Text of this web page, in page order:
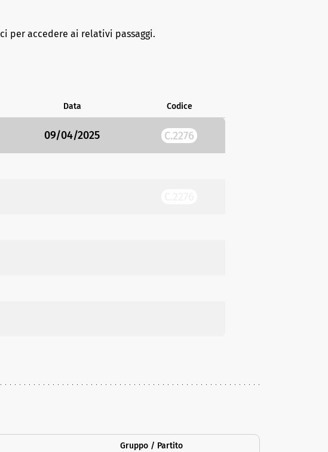
per accedere ai relativi passaggi.
Data Codice
09/04/2025 C.2276
Gruppo / Partito